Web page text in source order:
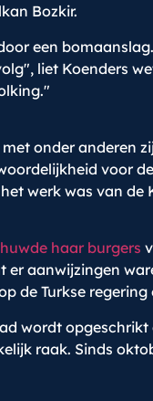
Bozkir.
een
liet Koenders
onder anderen
voor
werk was van
haar burgers
er aanwijzingen
de Turkse
wordt
raak. Sinds